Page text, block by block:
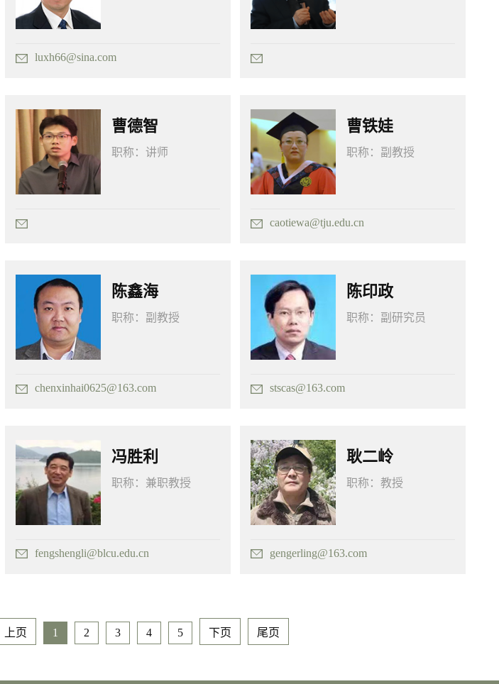
luxh66@sina.com
曹德智
职称： 讲师
曹铁娃
职称： 副教授
caotiewa@tju.edu.cn
陈鑫海
职称： 副教授
chenxinhai0625@163.com
陈印政
职称： 副研究员
stscas@163.com
冯胜利
职称： 兼职教授
fengshengli@blcu.edu.cn
耿二岭
职称：教授
gengerling@163.com
上页 1 2 3 4 5 下页 尾页